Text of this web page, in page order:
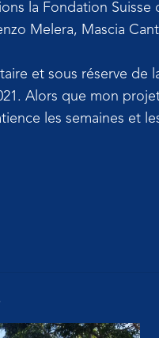
la Fondation
Melera, Mascia
et sous réserve
Alors que mon
les semaines et